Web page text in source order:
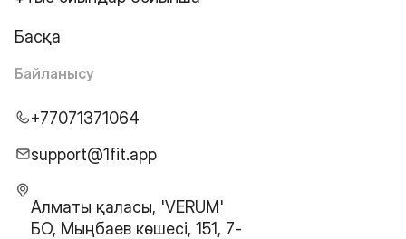
Басқа
Байланысу
+77071371064
support@1fit.app
Алматы қаласы, 'VERUM'
БО, Мыңбаев көшесі, 151, 7-